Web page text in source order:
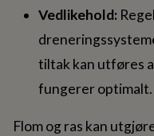
Vedlikehold:
tiltak kan utføres
fungerer optimalt.
Flom og ras kan